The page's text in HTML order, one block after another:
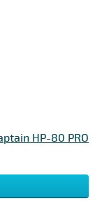
НР-80 PRO